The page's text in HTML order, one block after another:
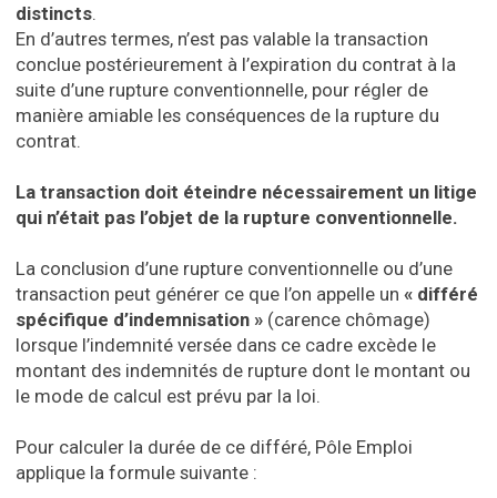
distincts.
En d’autres termes, n’est pas valable la transaction
conclue postérieurement à l’expiration du contrat à la
suite d’une rupture conventionnelle, pour régler de
manière amiable les conséquences de la rupture du
contrat.
La transaction doit éteindre nécessairement un litige
qui n’était pas l’objet de la rupture conventionnelle.
La conclusion d’une rupture conventionnelle ou d’une
transaction peut générer ce que l’on appelle un « différé
spécifique d’indemnisation » (carence chômage)
lorsque l’indemnité versée dans ce cadre excède le
montant des indemnités de rupture dont le montant ou
le mode de calcul est prévu par la loi.
Pour calculer la durée de ce différé, Pôle Emploi
applique la formule suivante :